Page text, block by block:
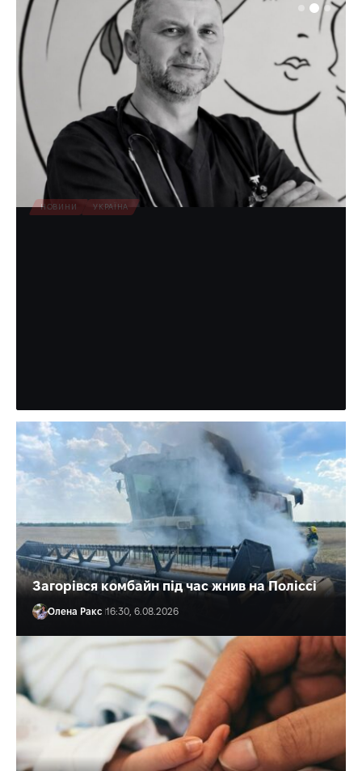
НОВИНИ УКРАЇНА
Загорівся комбайн під час жнив на Поліссі
Олена Ракс 16:30, 6.08.2026